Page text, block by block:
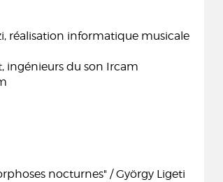
réalisation informatique musicale
ingénieurs du son Ircam
nocturnes" / György Ligeti